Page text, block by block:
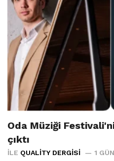
Oda Müziği
çıktı
İLE QUALITY DERGISI 1